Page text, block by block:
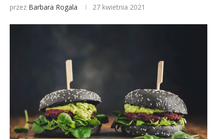
przez Barbara Rogala 27 kwietnia 2021